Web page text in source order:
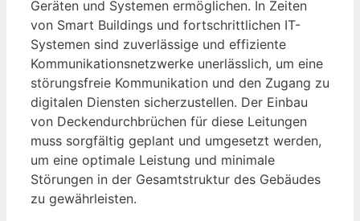
Geräten und Systemen ermöglichen. In Zeiten
von Smart Buildings und fortschrittlichen IT-
Systemen sind zuverlässige und effiziente
Kommunikationsnetzwerke unerlässlich, um eine
störungsfreie Kommunikation und den Zugang zu
digitalen Diensten sicherzustellen. Der Einbau
von Deckendurchbrüchen für diese Leitungen
muss sorgfältig geplant und umgesetzt werden,
um eine optimale Leistung und minimale
Störungen in der Gesamtstruktur des Gebäudes
zu gewährleisten.